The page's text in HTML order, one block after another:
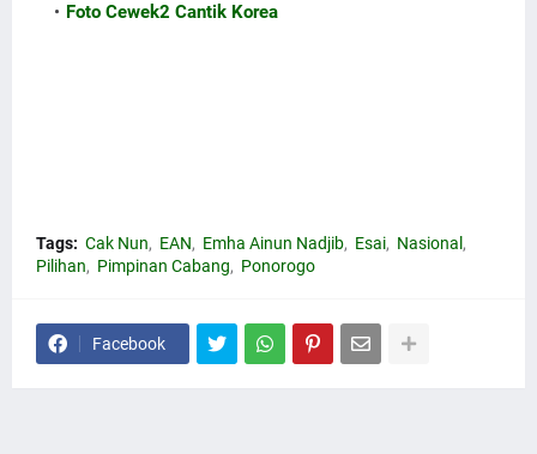
Foto Cewek2 Cantik Korea
Tags: Cak Nun EAN Emha Ainun Nadjib Esai
Nasional
Pilihan
Pimpinan Cabang Ponorogo
Facebook